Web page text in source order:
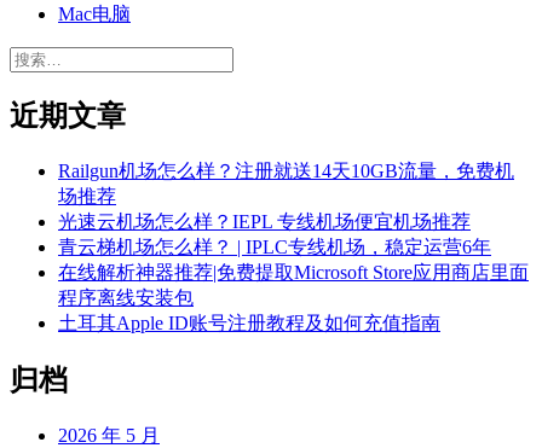
Mac电脑
搜
近期文章
Railgun机场怎么样？注册就送14天10GB流量，免费机
场推荐
光速云机场怎么样？IEPL 专线机场便宜机场推荐
青云梯机场怎么样？ | IPLC专线机场，稳定运营6年
在线解析神器推荐|免费提取Microsoft Store应用商店里面
程序离线安装包
土耳其Apple ID账号注册教程及如何充值指南
归档
2026 年 5 月